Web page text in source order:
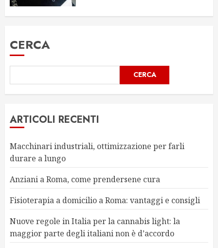
CERCA
CERCA
ARTICOLI RECENTI
Macchinari industriali, ottimizzazione per farli
durare a lungo
Anziani a Roma, come prendersene cura
Fisioterapia a domicilio a Roma: vantaggi e consigli
Nuove regole in Italia per la cannabis light: la
maggior parte degli italiani non è d’accordo